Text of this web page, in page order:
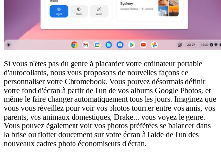
Si vous n'êtes pas du genre à placarder votre ordinateur portable
d'autocollants, nous vous proposons de nouvelles façons de
personnaliser votre Chromebook. Vous pouvez désormais définir
votre fond d'écran à partir de l'un de vos albums Google Photos, et
même le faire changer automatiquement tous les jours. Imaginez que
vous vous réveillez pour voir vos photos tourner entre vos amis, vos
parents, vos animaux domestiques, Drake... vous voyez le genre.
Vous pouvez également voir vos photos préférées se balancer dans
la brise ou flotter doucement sur votre écran à l'aide de l'un des
nouveaux cadres photo économiseurs d'écran.